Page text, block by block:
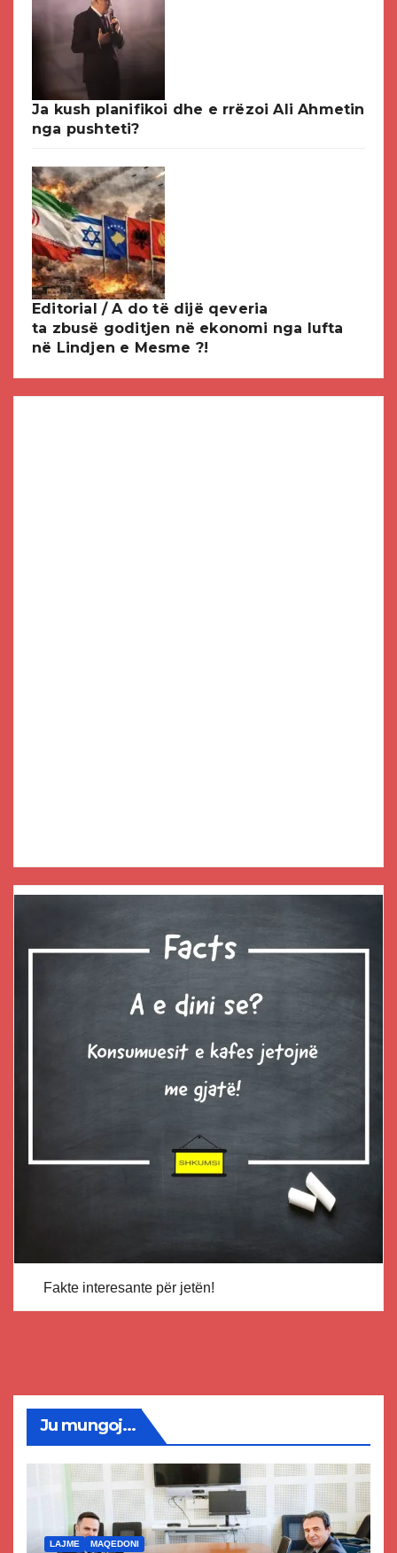
Ja kush planifikoi dhe e rrëzoi Ali Ahmetin
nga pushteti?
Editorial / A do të dijë qeveria
ta zbusë goditjen në ekonomi nga lufta
në Lindjen e Mesme ?!
Fakte interesante për jetën!
Ju mungoj...
LAJME MAQEDONI